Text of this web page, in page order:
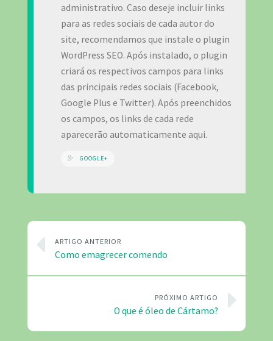
administrativo. Caso deseje incluir links
para as redes sociais de cada autor do
site, recomendamos que instale o plugin
WordPress SEO. Após instalado, o plugin
criará os respectivos campos para links
das principais redes sociais (Facebook,
Google Plus e Twitter). Após preenchidos
os campos, os links de cada rede
aparecerão automaticamente aqui.
GOOGLE+
ARTIGO ANTERIOR
Como emagrecer comendo
PRÓXIMO ARTIGO
O que é óleo de Cártamo?